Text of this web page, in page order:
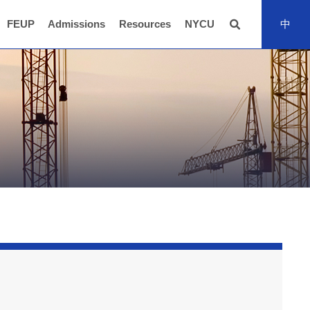
FEUP Admissions Resources NYCU 全站搜尋中